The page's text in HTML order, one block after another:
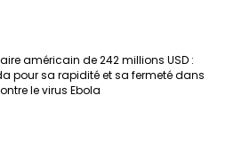
américain de 242 millions USD :
pour sa rapidité et sa fermeté dans
le virus Ebola